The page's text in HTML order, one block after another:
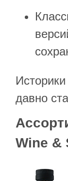
давно
Wine &